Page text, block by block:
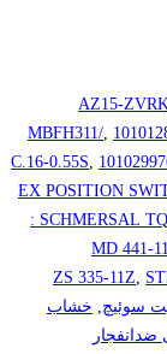
MBFH311/,
C.16-0.55S,
EX POSITION
: SCHMERSAL
MD 441-
,
سوئیچ, خشاب
ضدانفجار